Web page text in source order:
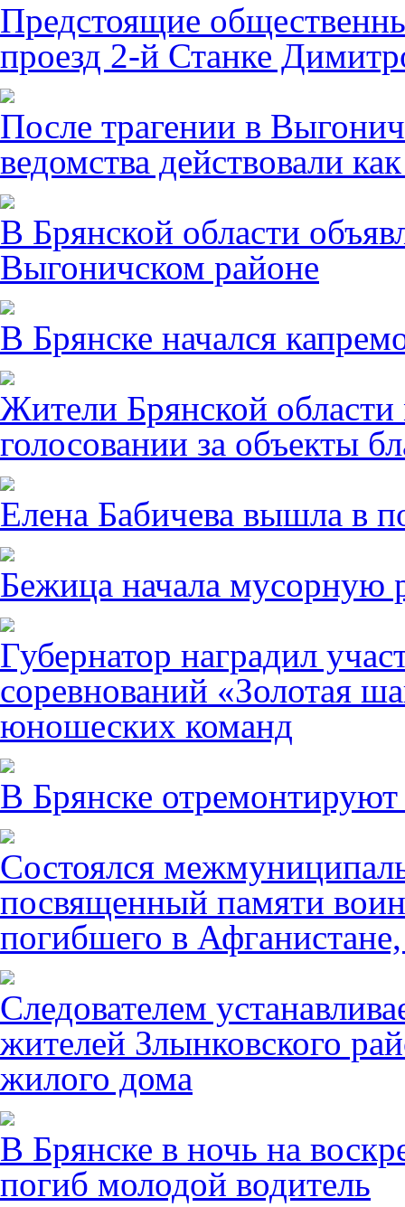
Предстоящие
проезд 2-й Станке
После трагении в
ведомства действовали
В Брянской области
Выгоничском районе
В Брянске начался
Жители Брянской области
голосовании за объекты
Елена Бабичева вышла в
Бежица начала мусорную
Губернатор наградил
соревнований «Золотая
юношеских команд
В Брянске
Состоялся
посвященный памяти
погибшего в
Следователем
жителей Злынковского
жилого дома
В Брянске в ночь на
погиб молодой водитель